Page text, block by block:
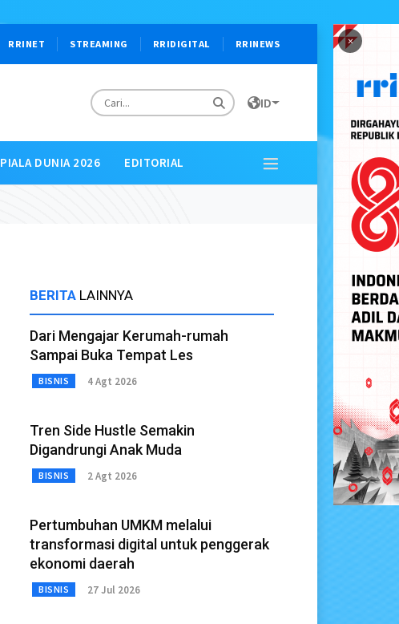
×
RRINET STREAMING RRIDIGITAL RRINEWS
ID
PIALA DUNIA 2026 EDITORIAL
BERITA LAINNYA
Dari Mengajar Kerumah-rumah
Sampai Buka Tempat Les
BISNIS 4 Agt 2026
Tren Side Hustle Semakin
Digandrungi Anak Muda
BISNIS 2 Agt 2026
Pertumbuhan UMKM melalui
transformasi digital untuk penggerak
ekonomi daerah
BISNIS 27 Jul 2026